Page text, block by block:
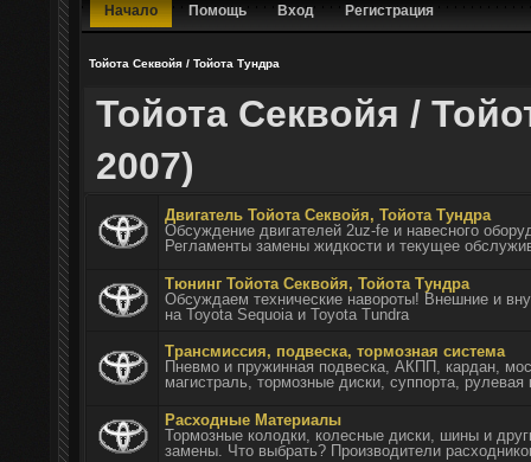
Начало Помощь Вход Регистрация
Тойота Секвойя / Тойота Тундра
Тойота Секвойя /
2007)
Двигатель Тойота Секвойя, Тойота Тундра
Обсуждение двигателей 2uz-fe и навесного
Регламенты замены жидкости и текущее
Тюнинг Тойота Секвойя, Тойота Тундра
Обсуждаем технические навороты! Внешние и
на Toyota Sequoia и Toyota Tundra
Трансмиссия, подвеска, тормозная система
Пневмо и пружинная подвеска, АКПП, кардан,
магистраль, тормозные диски, суппорта,
Расходные Материалы
Тормозные колодки, колесные диски, шины и
замены. Что выбрать? Производители